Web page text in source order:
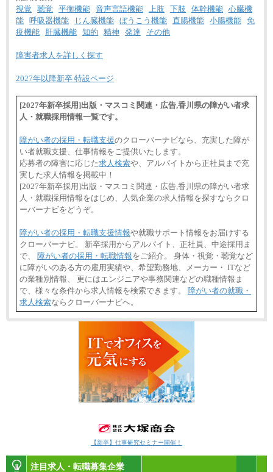
総合職 月給241,000円
中途：
①月給227,000円以上
②月給212,000円以上
④月給23万円～37万円
⑤月給20万円～25万円
⑦月給271,000円以上
⑯月給185,000円以上
⑰月給237,000円以上
⑱月給212,000円以上
以上
⑳月給205,000円以上
㉑月給185,000 円以上
㉒月給185,000 円以上
㉓月給224,500円以上
※全コース共通※ 能力・経験・勤務地などにより
異なります
※試用期間中も給与に変更はございません。
視覚
聴覚 平衡機能 音声言語機能 上肢 下肢 体幹機能 心臓機
能 呼吸器機能 じん臓機能 ぼうこう機能 直腸機能 小腸機能 免
疫機能
肝臓機能 知的 精神 発達 その他
障害者求人を詳しく探す
2027年以降新卒 特設ページ
[2027年新卒採用]出版・マスコミ関連・広告,香川県の障がい者求
人・就職採用情報一覧です。
障がい者の採用・転職支援のクローバーナビなら、充実した障が
い者就職支援、仕事情報をご提供いたします。
応募者の障害に応じた求人検索や、アルバイトから正社員まで充
実した求人情報を掲載中！
[2027年新卒採用]出版・マスコミ関連・広告,香川県の障がい者求
人・就職採用情報をはじめ、人気企業の求人情報を探すならクロ
ーバーナビをどうぞ。
障がい者の採用・転職支援情報や就職サポート情報をお届けする
クローバーナビ。 新卒採用からアルバイト、正社員、中途採用ま
で、 障がい者の採用・転職情報をご紹介。 身体・視覚・聴覚など
に障がいのある方の雇用実績や、希望勤務地、メーカー・ ITなど
の業種別情報、 更にはエンジニアや事務関連などの職種情報ま
で、様々な条件から求人情報を検索できます。 障がい者の就職・
求人検索ならクローバーナビへ。
【新卒】仕事研究セミナー開催！
注目求人・転職募集企業